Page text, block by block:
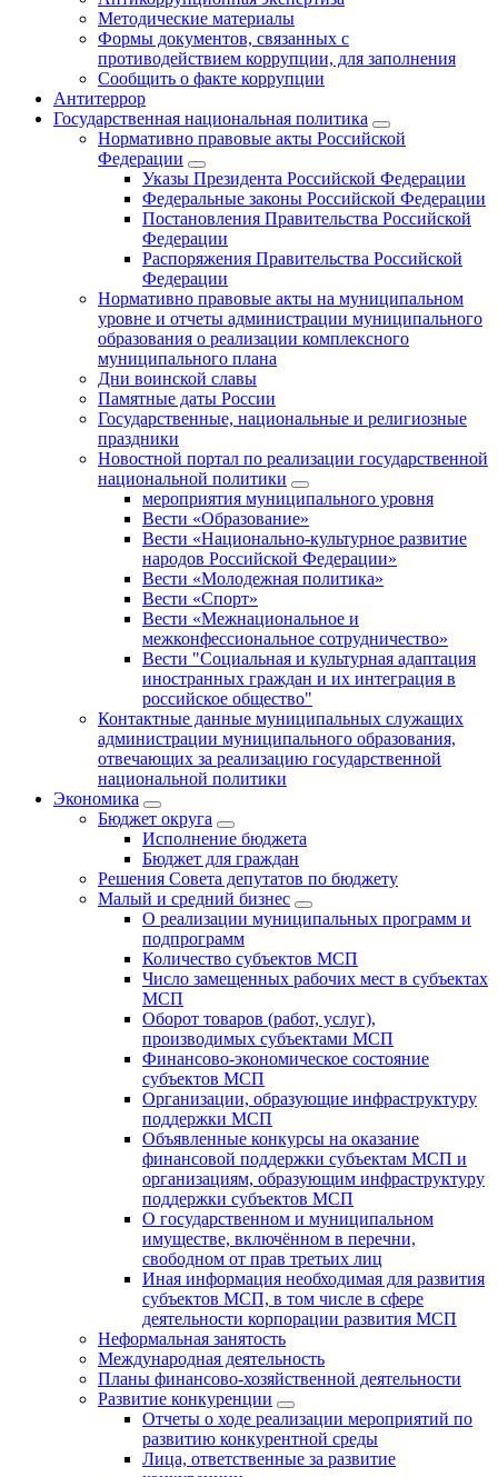
Методические материалы
Формы документов, связанных с
противодействием коррупции, для заполнения
Сообщить о факте коррупции
Антитеррор
Государственная национальная политика
Нормативно правовые акты Российской
Федерации
Указы Президента Российской Федерации
Федеральные законы Российской Федерации
Постановления Правительства Российской
Федерации
Распоряжения Правительства Российской
Федерации
Нормативно правовые акты на муниципальном
уровне и отчеты администрации муниципального
образования о реализации комплексного
муниципального плана
Дни воинской славы
Памятные даты России
Государственные, национальные и религиозные
праздники
Новостной портал по реализации государственной
национальной политики
мероприятия муниципального уровня
Вести «Образование»
Вести «Национально-культурное развитие
народов Российской Федерации»
Вести «Молодежная политика»
Вести «Спорт»
Вести «Межнациональное и
межконфессиональное сотрудничество»
Вести "Социальная и культурная адаптация
иностранных граждан и их интеграция в
российское общество"
Контактные данные муниципальных служащих
администрации муниципального образования,
отвечающих за реализацию государственной
национальной политики
Экономика
Бюджет округa
Исполнение бюджета
Бюджет для граждан
Решения Совета депутатов по бюджету
Малый и средний бизнес
О реализации муниципальных программ и
подпрограмм
Количество субъектов МСП
Число замещенных рабочих мест в субъектах
МСП
Оборот товаров (работ, услуг),
производимых субъектами МСП
Финансово-экономическое состояние
субъектов МСП
Организации, образующие инфраструктуру
поддержки МСП
Объявленные конкурсы на оказание
финансовой поддержки субъектам МСП и
организациям, образующим инфраструктуру
поддержки субъектов МСП
О государственном и муниципальном
имуществе, включённом в перечни,
свободном от прав третьих лиц
Иная информация необходимая для развития
субъектов МСП, в том числе в сфере
деятельности корпорации развития МСП
Неформальная занятость
Международная деятельность
Планы финансово-хозяйственной деятельности
Развитие конкуренции
Отчеты о ходе реализации мероприятий по
развитию конкурентной среды
Лица, ответственные за развитие